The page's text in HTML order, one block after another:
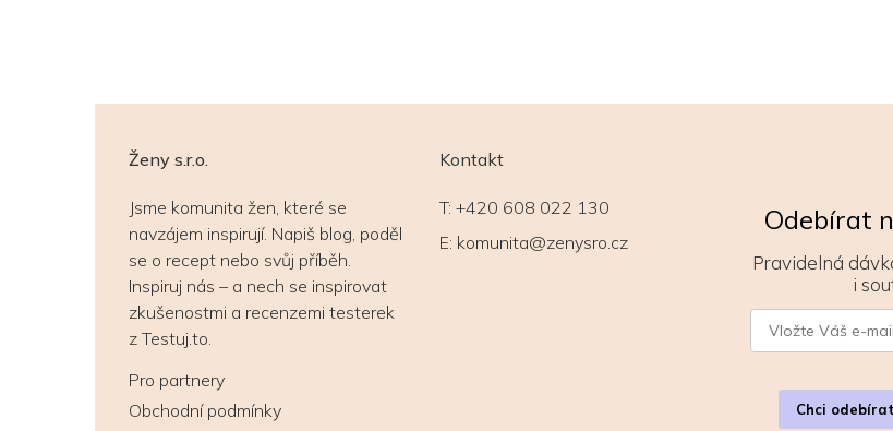
Ženy s.r.o.
Jsme komunita žen, které se
navzájem inspirují. Napiš blog, poděl
se o recept nebo svůj příběh.
Inspiruj nás – a nech se inspirovat
zkušenostmi a recenzemi testerek
z Testuj.to.
Pro partnery
Obchodní podmínky
Kontakt
T: +420 608 022 130
E: komunita@zenysro.cz
Odebírat
Pravidelná
i
Chci